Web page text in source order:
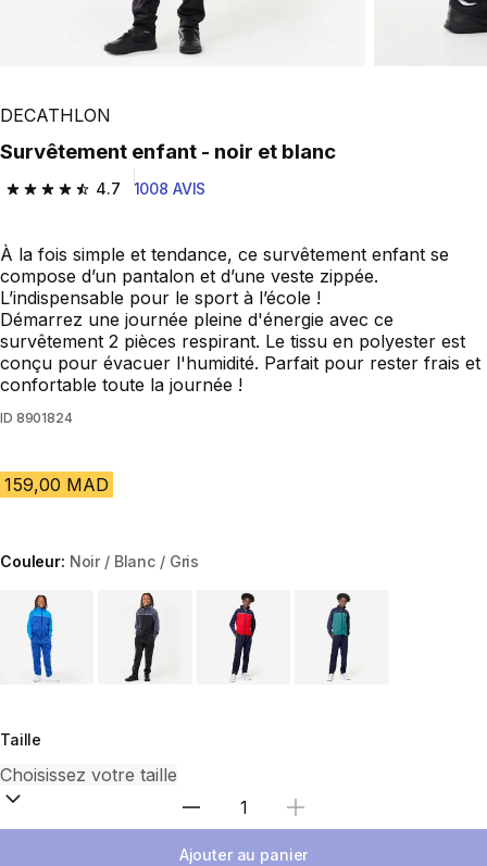
DECATHLON
Survêtement enfant - noir et blanc
4.7
4.7 out of 5 stars from 1008 reviews
1008 AVIS
À la fois simple et tendance, ce survêtement enfant se
compose d’un pantalon et d’une veste zippée.
L’indispensable pour le sport à l’école !
Démarrez une journée pleine d'énergie avec ce
survêtement 2 pièces respirant. Le tissu en polyester est
conçu pour évacuer l'humidité. Parfait pour rester frais et
confortable toute la journée !
ID 8901824
159,00 MAD
Couleur: Noir / Blanc / Gris
Choose a variant
Taille
Sélectionnez la quantité
Ajouter au panier